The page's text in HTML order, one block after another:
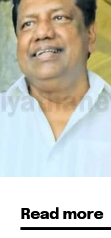
Read more